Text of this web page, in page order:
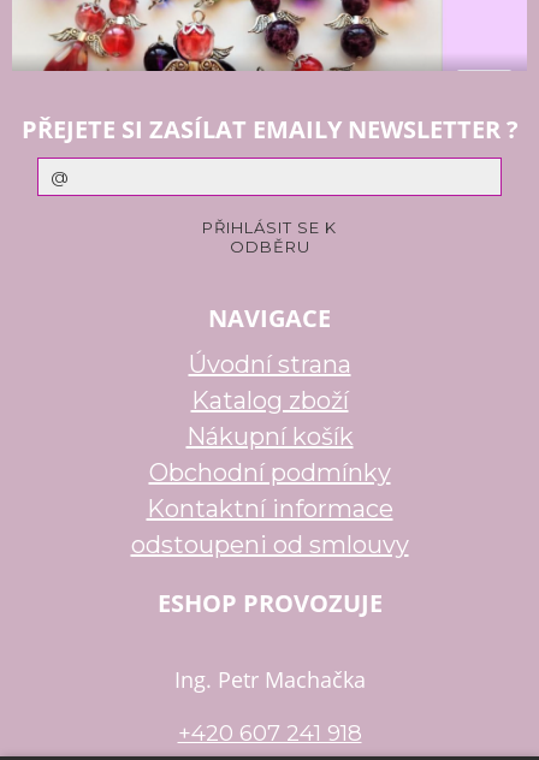
PŘEJETE SI ZASÍLAT EMAILY NEWSLETTER ?
NAVIGACE
Úvodní strana
Katalog zboží
Nákupní košík
Obchodní podmínky
Kontaktní informace
odstoupeni od smlouvy
ESHOP PROVOZUJE
Ing. Petr Machačka
+420 607 241 918